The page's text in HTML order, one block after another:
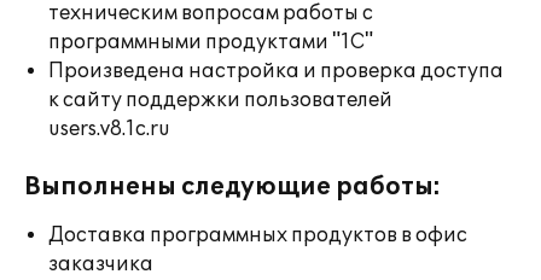
техническим вопросам работы с
программными продуктами "1С"
Произведена настройка и проверка доступа
к сайту поддержки пользователей
users.v8.1c.ru
Выполнены следующие работы:
Доставка программных продуктов в офис
заказчика